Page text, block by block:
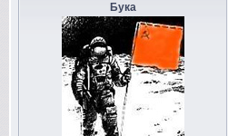
Бука